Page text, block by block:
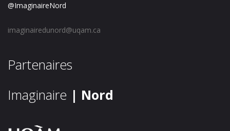
@ImaginaireNord
imaginairedunord@uqam.ca
Partenaires
Imaginaire | Nord